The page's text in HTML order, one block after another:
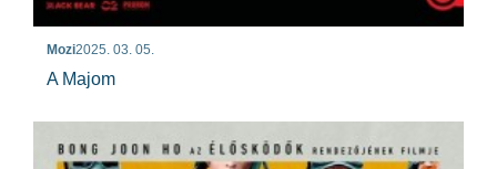
Mozi2025. 03. 05.
A Majom